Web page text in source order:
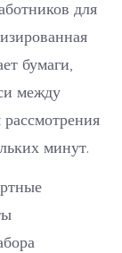
для
бумаги,
между
минут.